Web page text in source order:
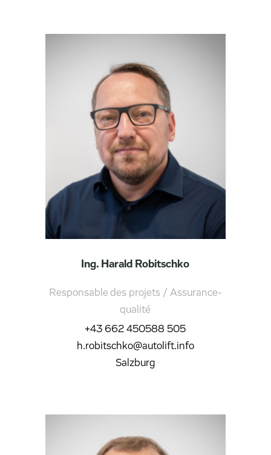
Ing. Harald Robitschko
Responsable des projets / Assurance-
qualité
+43 662 450588 505
h.robitschko@autolift.info
Salzburg